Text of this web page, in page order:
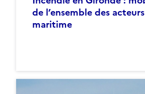
de l’ensemble des
maritime